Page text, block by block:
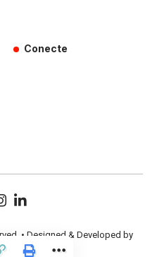
Conecte
• Designed & Developed by
.